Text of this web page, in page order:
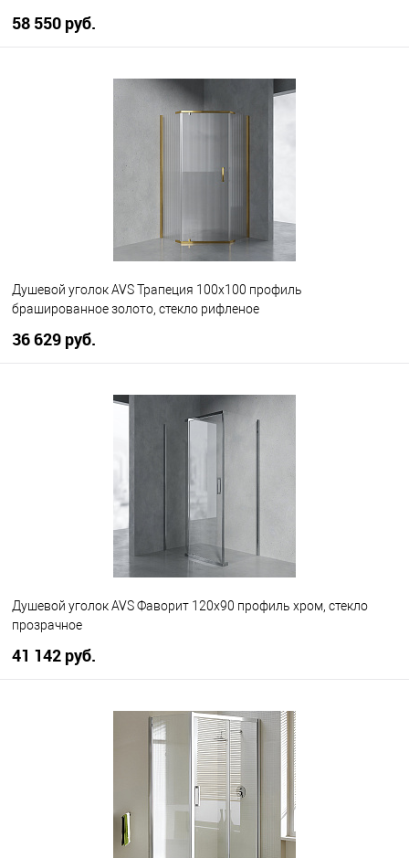
58 550 руб.
В корзину
Душевой уголок AVS Трапеция 100х100 профиль
брашированное золото, стекло рифленое
36 629 руб.
В корзину
В наличии
Душевой уголок AVS Фаворит 120x90 профиль хром, стекло
прозрачное
41 142 руб.
В корзину
В наличии